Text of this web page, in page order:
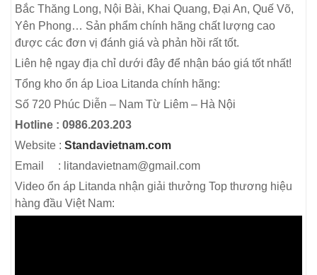
Bắc Thăng Long, Nội Bài, Khai Quang, Đại An, Quế Võ,
Yên Phong… Sản phẩm chính hãng chất lượng cao
được các đơn vị đánh giá và phản hồi rất tốt.
Liên hệ ngay địa chỉ dưới đây để nhận báo giá tốt nhất!
Tổng kho ổn áp Lioa Litanda chính hãng:
Số 720 Phúc Diễn – Nam Từ Liêm – Hà Nội
Hotline : 0986.203.203
Website : Standavietnam.com
Email : litandavietnam@gmail.com
Video ổn áp Litanda nhận giải thưởng Top thương hiệu
hàng đầu Việt Nam: